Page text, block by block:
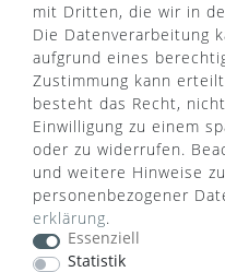
ZAHLUNGSARTEN
mit Dritten, die wir in
Die Datenverarbeitung
aufgrund eines
Zustimmung kann
besteht das Recht,
Einwilligung zu einem
oder zu widerrufen.
und weitere Hinweise
personenbezogener
erklärung.
Essenziell
Statistik